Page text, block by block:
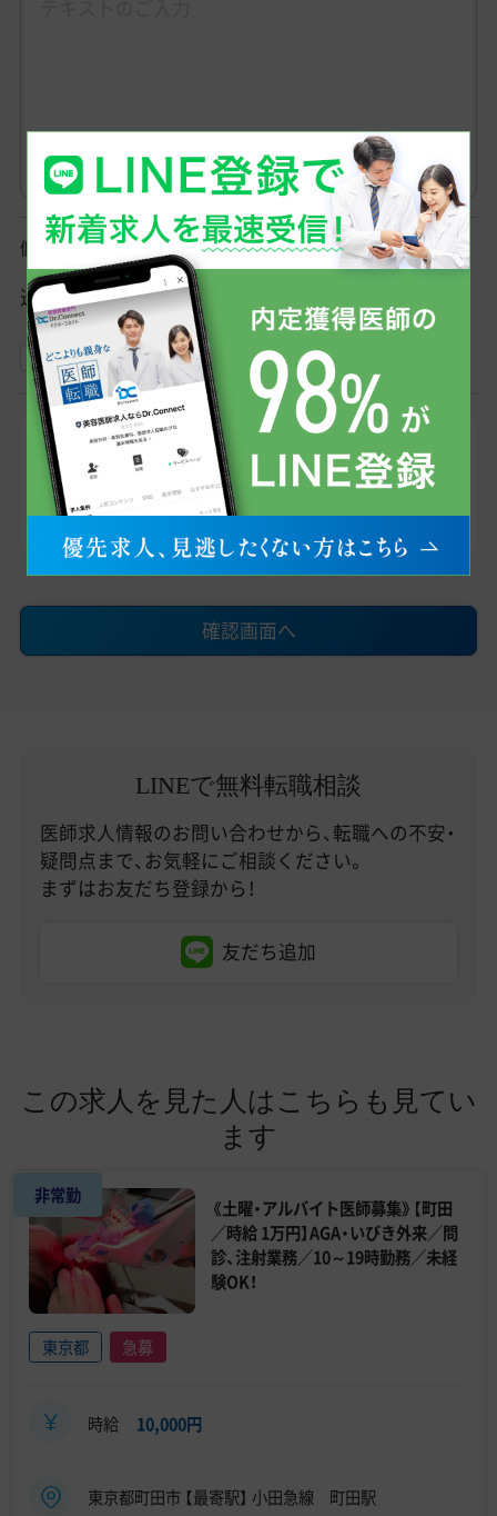
個人情報保護方針
送信の前に、個人情報保護方針
上記の個人情報保護方針に同意する
登録したメールアドレスへ、当社からのメール
（@dr-connect.jp）をお送りします。そのため「ドメ
イン指定受信/拒否設定」を利用されている方は受
け取れるようにお願いします。
確認画面へ
LINEで無料転職相談
医師求人情報のお問い合わせから、転職への不安・
疑問点まで、お気軽にご相談ください。
まずはお友だち登録から！
友だち追加
この求人を見た人はこちらも見てい
ます
非常勤
《土曜・アルバイト医師募集》【町田
／時給 1万円】AGA・いびき外来／問
診、注射業務／10～19時勤務／未経
験OK！
東京都 急募
時給 10,000円
東京都町田市 【最寄駅】 小田急線 町田駅